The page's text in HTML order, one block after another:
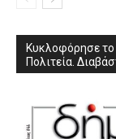
Κυκλοφόρησε το
Πολιτεία.